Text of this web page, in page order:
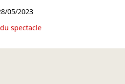
05/2023
spectacle